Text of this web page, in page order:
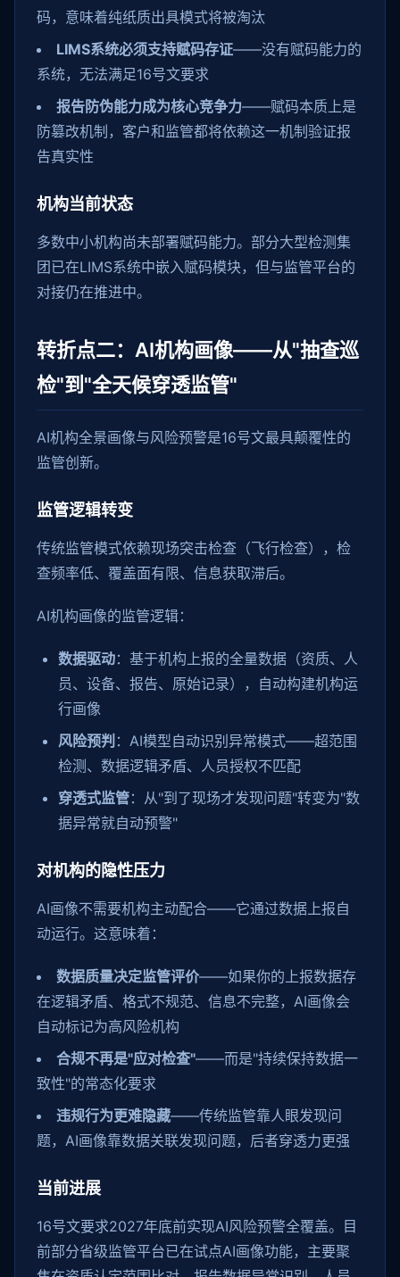
码，意味着纯纸质出具模式将被淘汰
LIMS系统必须支持赋码存证——没有赋码能力的
系统，无法满足16号文要求
报告防伪能力成为核心竞争力——赋码本质上是
防篡改机制，客户和监管都将依赖这一机制验证报
告真实性
机构当前状态
多数中小机构尚未部署赋码能力。部分大型检测集
团已在LIMS系统中嵌入赋码模块，但与监管平台的
对接仍在推进中。
转折点二：AI机构画像——从"抽查巡
检"到"全天候穿透监管"
AI机构全景画像与风险预警是16号文最具颠覆性的
监管创新。
监管逻辑转变
传统监管模式依赖现场突击检查（飞行检查），检
查频率低、覆盖面有限、信息获取滞后。
AI机构画像的监管逻辑：
数据驱动：基于机构上报的全量数据（资质、人
员、设备、报告、原始记录），自动构建机构运
行画像
风险预判 ：AI模型自动识别异常模式——超范围
检测、数据逻辑矛盾、人员授权不匹配
穿透式监管：从"到了现场才发现问题"转变为"数
据异常就自动预警"
对机构的隐性压力
AI画像不需要机构主动配合——它通过数据上报自
动运行。这意味着：
数据质量决定监管评价——如果你的上报数据存
在逻辑矛盾、格式不规范、信息不完整，AI画像会
自动标记为高风险机构
合规不再是"应对检查"——而是"持续保持数据一
致性"的常态化要求
违规行为更难隐藏——传统监管靠人眼发现问
题，AI画像靠数据关联发现问题，后者穿透力更强
当前进展
16号文要求2027年底前实现AI风险预警全覆盖。目
前部分省级监管平台已在试点AI画像功能，主要聚